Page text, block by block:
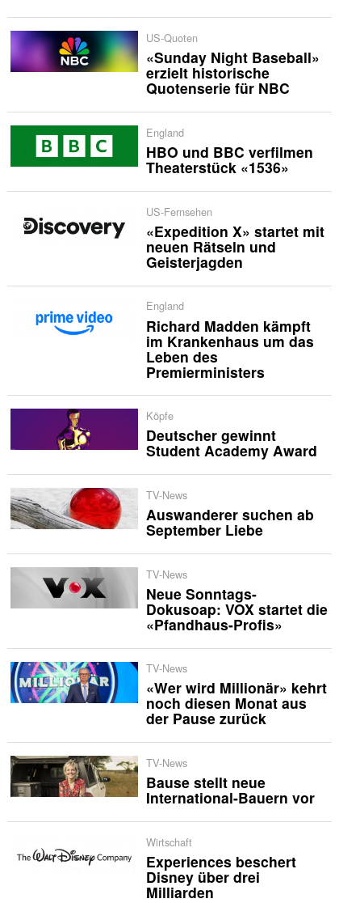
US-Quoten
«Sunday Night Baseball»
erzielt historische
Quotenserie für NBC
England
HBO und BBC verfilmen
Theaterstück «1536»
US-Fernsehen
«Expedition X» startet mit
neuen Rätseln und
Geisterjagden
England
Richard Madden kämpft
im Krankenhaus um das
Leben des
Premierministers
Köpfe
Deutscher gewinnt
Student Academy Award
TV-News
Auswanderer suchen ab
September Liebe
TV-News
Neue Sonntags-
Dokusoap: VOX startet die
«Pfandhaus-Profis»
TV-News
«Wer wird Millionär» kehrt
noch diesen Monat aus
der Pause zurück
TV-News
Bause stellt neue
International-Bauern vor
Wirtschaft
Experiences beschert
Disney über drei
Milliarden